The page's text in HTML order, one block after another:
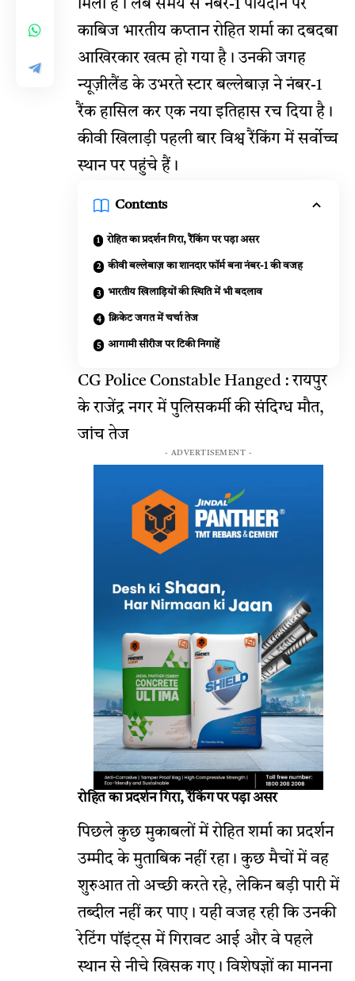
मिला है। लंबे समय से नंबर-1 पायदान पर
काबिज भारतीय कप्तान रोहित शर्मा का दबदबा
आखिरकार खत्म हो गया है। उनकी जगह
न्यूज़ीलैंड के उभरते स्टार बल्लेबाज़ ने नंबर-1
रैंक हासिल कर एक नया इतिहास रच दिया है।
कीवी खिलाड़ी पहली बार विश्व रैंकिंग में सर्वोच्च
स्थान पर पहुंचे हैं।
Contents
रोहित का प्रदर्शन गिरा, रैंकिंग पर पड़ा असर
कीवी बल्लेबाज़ का शानदार फॉर्म बना नंबर-1 की वजह
भारतीय खिलाड़ियों की स्थिति में भी बदलाव
क्रिकेट जगत में चर्चा तेज
आगामी सीरीज पर टिकी निगाहें
CG Police Constable Hanged : रायपुर
के राजेंद्र नगर में पुलिसकर्मी की संदिग्ध मौत,
जांच तेज
- ADVERTISEMENT -
रोहित का प्रदर्शन गिरा, रैंकिंग पर पड़ा असर
पिछले कुछ मुकाबलों में रोहित शर्मा का प्रदर्शन
उम्मीद के मुताबिक नहीं रहा। कुछ मैचों में वह
शुरुआत तो अच्छी करते रहे, लेकिन बड़ी पारी में
तब्दील नहीं कर पाए। यही वजह रही कि उनकी
रेटिंग पॉइंट्स में गिरावट आई और वे पहले
स्थान से नीचे खिसक गए। विशेषज्ञों का मानना